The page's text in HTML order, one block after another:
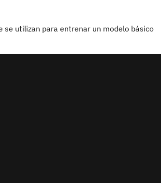
se utilizan para entrenar un modelo básico